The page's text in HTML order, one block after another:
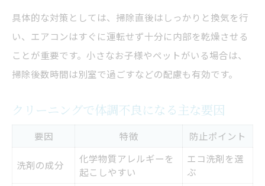
具体的な対策としては、掃除直後はしっかりと換気を行
い、エアコンはすぐに運転せず十分に内部を乾燥させる
ことが重要です。小さなお子様やペットがいる場合は、
掃除後数時間は別室で過ごすなどの配慮も有効です。
クリーニングで体調不良になる主な要因
要因 特徴 防止ポイント
洗剤の成分
化学物質アレルギーを
起こしやすい
エコ洗剤を選
ぶ